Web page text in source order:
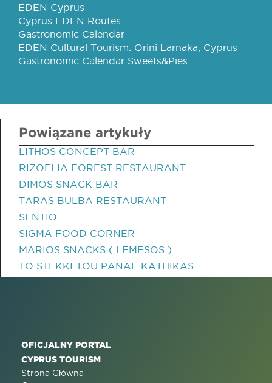
EDEN Cyprus
Cyprus EDEN Routes
Gastronomic Calendar
EDEN Cultural Tourism: Orini Larnaka, Cyprus
Gastronomic Calendar Sweets&Pies
Powiązane artykuły
LITHOS CONCEPT BAR
RIZOELIA FOREST RESTAURANT
DIMOS SNACK BAR
TARAS BULBA RESTAURANT
SENTIO
SIGMA FOOD CORNER
MARIOS SNACKS ( LEMESOS )
TO STEKKI TOU PANAE KATHIKAS
OFICJALNY PORTAL
CYPRUS TOURISM
Strona Główna